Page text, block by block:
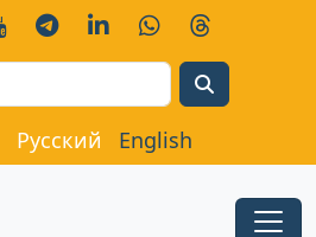
Русский English